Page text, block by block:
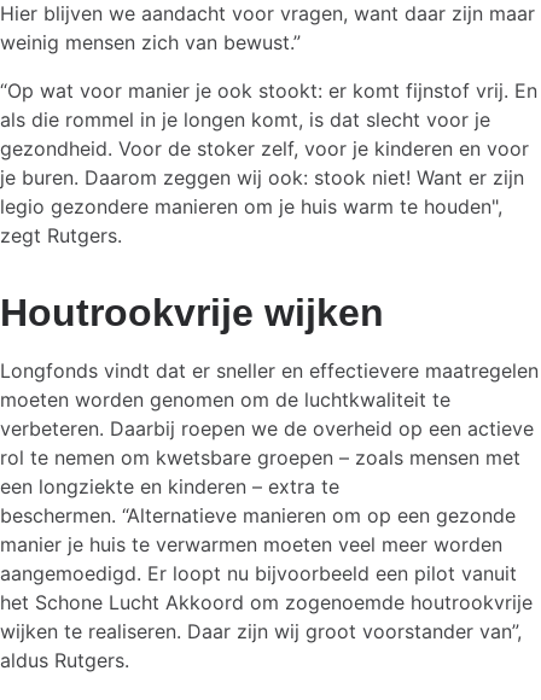
Hier blijven we aandacht voor vragen, want daar zijn maar
weinig mensen zich van bewust.”
“Op wat voor manier je ook stookt: er komt fijnstof vrij. En
als die rommel in je longen komt, is dat slecht voor je
gezondheid. Voor de stoker zelf, voor je kinderen en voor
je buren. Daarom zeggen wij ook: stook niet! Want er zijn
legio gezondere manieren om je huis warm te houden",
zegt Rutgers.
Houtrookvrije wijken
Longfonds vindt dat er sneller en effectievere maatregelen
moeten worden genomen om de luchtkwaliteit te
verbeteren. Daarbij roepen we de overheid op een actieve
rol te nemen om kwetsbare groepen – zoals mensen met
een longziekte en kinderen – extra te
beschermen. “Alternatieve manieren om op een gezonde
manier je huis te verwarmen moeten veel meer worden
aangemoedigd. Er loopt nu bijvoorbeeld een pilot vanuit
het Schone Lucht Akkoord om zogenoemde houtrookvrije
wijken te realiseren. Daar zijn wij groot voorstander van”,
aldus Rutgers.